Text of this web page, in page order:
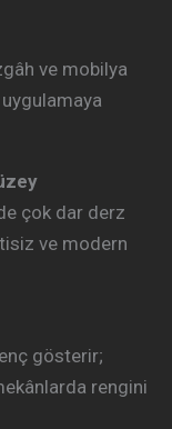
ve mobilya
çok dar derz
ve modern
gösterir;
rengini